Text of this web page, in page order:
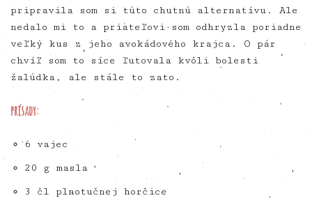
pripravila som si túto chutnú alternatívu. Ale
nedalo mi to a priateľovi som odhryzla poriadne
veľký kus z jeho avokádového krajca. O pár
chvíľ som to síce ľutovala kvôli bolesti
žalúdka, ale stále to zato.
prísady:
6 vajec
20 g masla
3 čl plnotučnej horčice